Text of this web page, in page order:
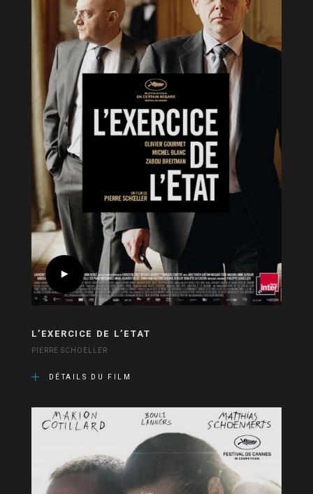
L’EXERCICE DE L’ETAT
PIERRE SCHOELLER
DÉTAILS DU FILM